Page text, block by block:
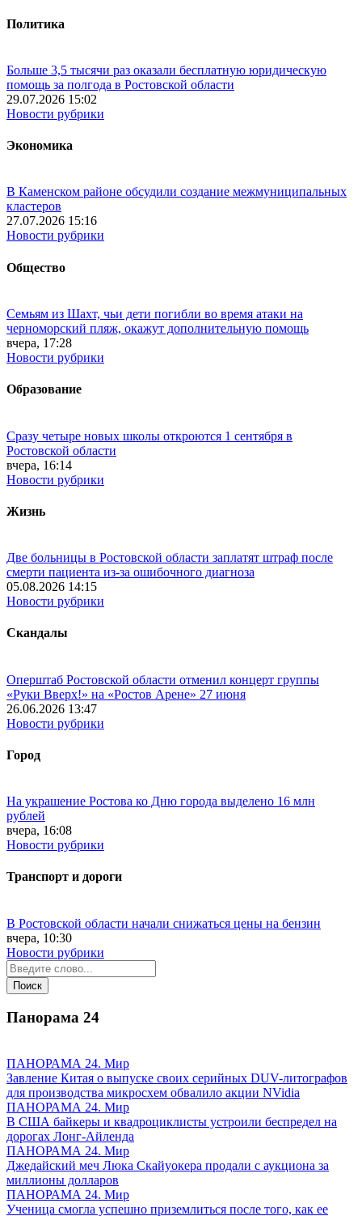
Политика
Больше 3,5 тысячи раз оказали бесплатную юридическую
помощь за полгода в Ростовской области
29.07.2026 15:02
Новости рубрики
Экономика
В Каменском районе обсудили создание межмуниципальных
кластеров
27.07.2026 15:16
Новости рубрики
Общество
Семьям из Шахт, чьи дети погибли во время атаки на
черноморский пляж, окажут дополнительную помощь
вчера, 17:28
Новости рубрики
Образование
Сразу четыре новых школы откроются 1 сентября в
Ростовской области
вчера, 16:14
Новости рубрики
Жизнь
Две больницы в Ростовской области заплатят штраф после
смерти пациента из-за ошибочного диагноза
05.08.2026 14:15
Новости рубрики
Скандалы
Оперштаб Ростовской области отменил концерт группы
«Руки Вверх!» на «Ростов Арене» 27 июня
26.06.2026 13:47
Новости рубрики
Город
На украшение Ростова ко Дню города выделено 16 млн
рублей
вчера, 16:08
Новости рубрики
Транспорт и дороги
В Ростовской области начали снижаться цены на бензин
вчера, 10:30
Новости рубрики
Панорама 24
ПАНОРАМА 24. Мир
Завление Китая о выпуске своих серийных DUV-литографов
для производства микросхем обвалило акции NVidia
ПАНОРАМА 24. Мир
В США байкеры и квадроциклисты устроили беспредел на
дорогах Лонг-Айленда
ПАНОРАМА 24. Мир
Джедайский меч Люка Скайуокера продали с аукциона за
миллионы долларов
ПАНОРАМА 24. Мир
Ученица смогла успешно приземлиться после того, как ее